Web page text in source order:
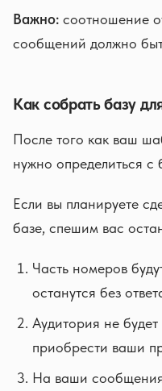
Важно: соотношение
сообщений должно
Как собрать базу
После того как ваш
нужно определиться с
Если вы планируете
базе, спешим вас
Часть номеров
останутся без
Аудитория не
приобрести ваши
На ваши сообщения